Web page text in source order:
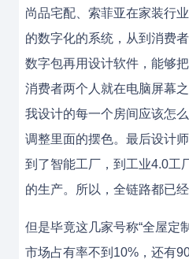
尚品宅配、索菲亚在家装行
的数字化的系统，从到消费
数字包再用设计软件，能够
消费者两个人就在电脑屏幕
我设计的每一个房间应该怎
调整里面的摆色。最后设计
到了智能工厂，到工业4.0工
的生产。所以，全链路都已
但是毕竟这几家号称“全屋定
市场占有率不到10%，还有